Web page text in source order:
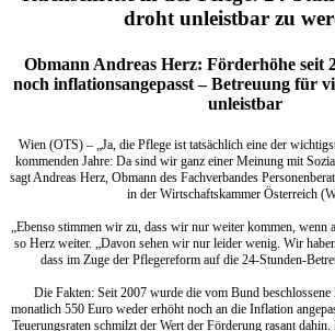
droht unleistbar zu
Obmann Andreas Herz: Förderhöhe seit
noch inflationsangepasst – Betreuung für
unleistbar
Wien (OTS) – „Ja, die Pflege ist tatsächlich eine der
kommenden Jahre: Da sind wir ganz einer Meinung mit
sagt Andreas Herz, Obmann des Fachverbandes
in der Wirtschaftskammer Österreich
„Ebenso stimmen wir zu, dass wir nur weiter kommen, wenn
so Herz weiter. „Davon sehen wir nur leider wenig. Wir
dass im Zuge der Pflegereform auf die 24-Stunden-
Die Fakten: Seit 2007 wurde die vom Bund
monatlich 550 Euro weder erhöht noch an die Inflation
Teuerungsraten schmilzt der Wert der Förderung rasant